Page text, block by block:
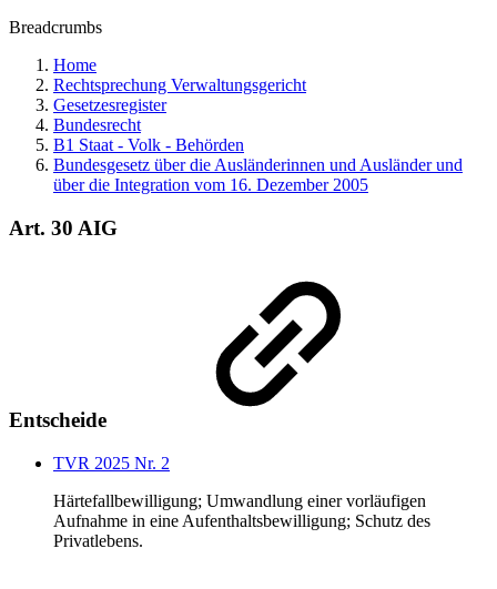
Breadcrumbs
Home
Rechtsprechung Verwaltungsgericht
Gesetzesregister
Bundesrecht
B1 Staat - Volk - Behörden
Bundesgesetz über die Ausländerinnen und Ausländer und
über die Integration vom 16. Dezember 2005
Art. 30 AIG
Entscheide
TVR 2025 Nr. 2
Härtefallbewilligung; Umwandlung einer vorläufigen
Aufnahme in eine Aufenthaltsbewilligung; Schutz des
Privatlebens.